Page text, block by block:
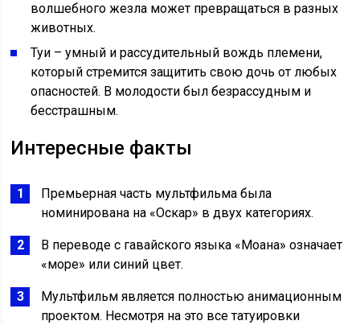
волшебного жезла может превращаться в разных
животных.
Туи – умный и рассудительный вождь племени,
который стремится защитить свою дочь от любых
опасностей. В молодости был безрассудным и
бесстрашным.
Интересные факты
Премьерная часть мультфильма была
номинирована на «Оскар» в двух категориях.
В переводе с гавайского языка «Моана» означает
«море» или синий цвет.
Мультфильм является полностью анимационным
проектом. Несмотря на это все татуировки